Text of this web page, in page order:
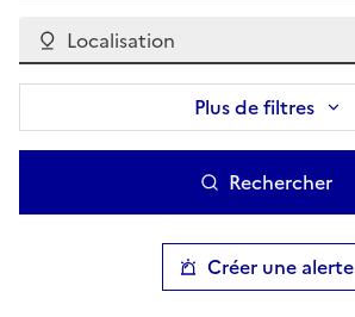
Localisation
Plus de filtres
Rechercher
Créer une alerte